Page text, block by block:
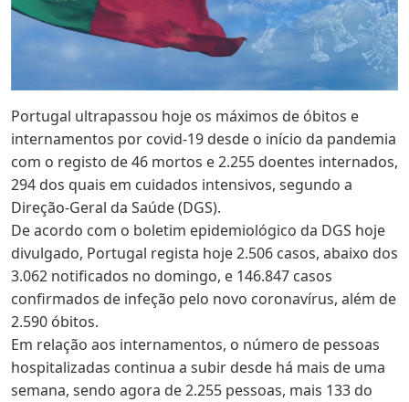
Portugal ultrapassou hoje os máximos de óbitos e
internamentos por covid-19 desde o início da pandemia
com o registo de 46 mortos e 2.255 doentes internados,
294 dos quais em cuidados intensivos, segundo a
Direção-Geral da Saúde (DGS).
De acordo com o boletim epidemiológico da DGS hoje
divulgado, Portugal regista hoje 2.506 casos, abaixo dos
3.062 notificados no domingo, e 146.847 casos
confirmados de infeção pelo novo coronavírus, além de
2.590 óbitos.
Em relação aos internamentos, o número de pessoas
hospitalizadas continua a subir desde há mais de uma
semana, sendo agora de 2.255 pessoas, mais 133 do